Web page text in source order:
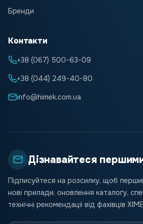
Бренди
Контакти
+38 (067) 500-63-09
+38 (044) 249-40-80
info@himek.com.ua
Дізнавайтеся
Підписуйтеся на розсилку, щоб
нові прилади, оновлення каталогу,
технічні рекомендації від фахівців